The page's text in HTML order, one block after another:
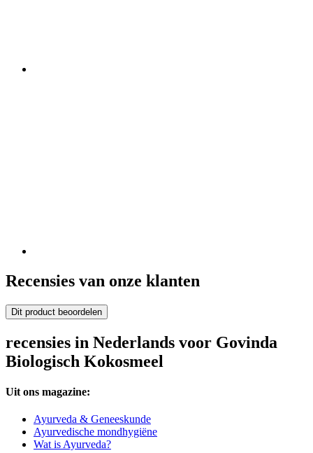
Recensies van onze klanten
Dit product beoordelen
recensies in Nederlands voor Govinda
Biologisch Kokosmeel
Uit ons magazine:
Ayurveda & Geneeskunde
Ayurvedische mondhygiëne
Wat is Ayurveda?